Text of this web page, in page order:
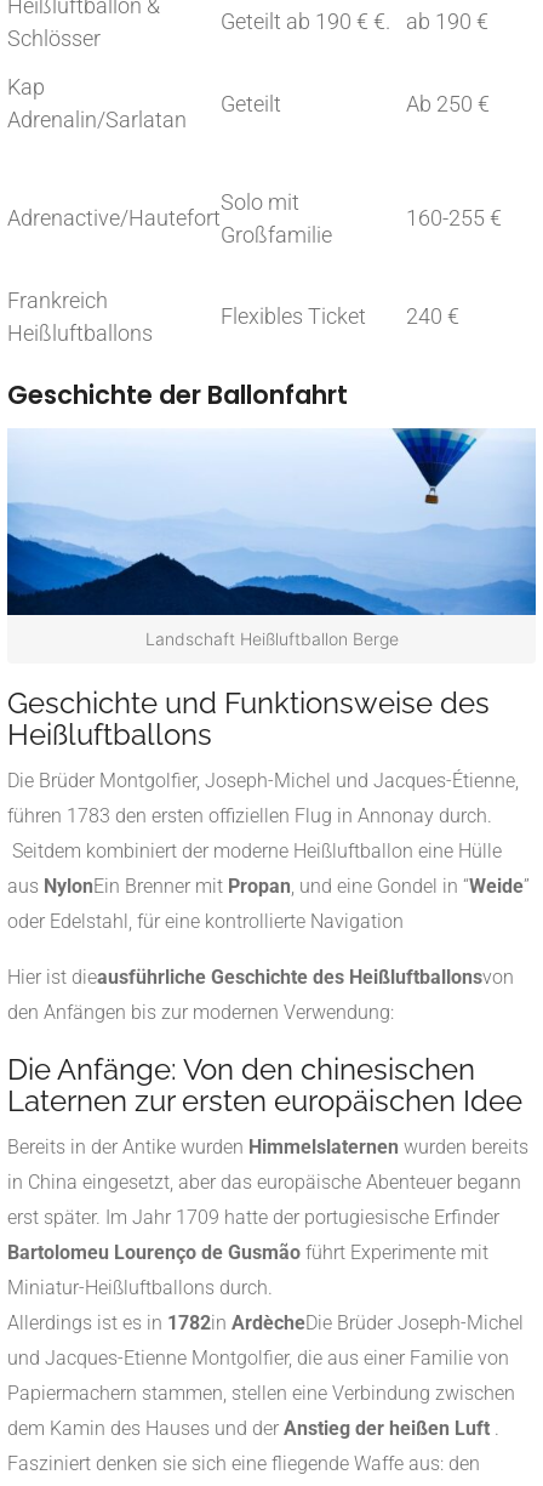
Heißluftballon &
Schlösser
Geteilt ab 190 € €. ab 190 €
Kap
Adrenalin/Sarlatan
Geteilt Ab 250 €
Adrenactive/Hautefort
Solo mit
Großfamilie
160-255 €
Frankreich
Heißluftballons
Flexibles Ticket 240 €
Geschichte der Ballonfahrt
Landschaft Heißluftballon Berge
Geschichte und Funktionsweise des
Heißluftballons
Die Brüder Montgolfier, Joseph-Michel und Jacques-Étienne,
führen 1783 den ersten offiziellen Flug in Annonay durch.
Seitdem kombiniert der moderne Heißluftballon eine Hülle
aus NylonEin Brenner mit Propan, und eine Gondel in “Weide”
oder Edelstahl, für eine kontrollierte Navigation
Hier ist dieausführliche Geschichte des Heißluftballonsvon
den Anfängen bis zur modernen Verwendung:
Die Anfänge: Von den chinesischen
Laternen zur ersten europäischen Idee
Bereits in der Antike wurden Himmelslaternen wurden bereits
in China eingesetzt, aber das europäische Abenteuer begann
erst später. Im Jahr 1709 hatte der portugiesische Erfinder
Bartolomeu Lourenço de Gusmão führt Experimente mit
Miniatur-Heißluftballons durch.
Allerdings ist es in 1782in ArdècheDie Brüder Joseph-Michel
und Jacques-Etienne Montgolfier, die aus einer Familie von
Papiermachern stammen, stellen eine Verbindung zwischen
dem Kamin des Hauses und der Anstieg der heißen Luft .
Fasziniert denken sie sich eine fliegende Waffe aus: den